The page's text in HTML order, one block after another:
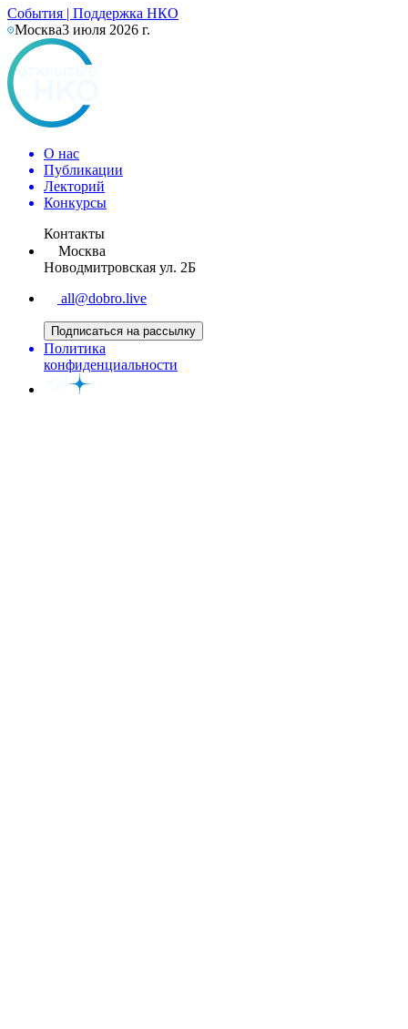
События | Поддержка НКО
Москва3 июля 2026 г.
О нас
Публикации
Лекторий
Конкурсы
Контакты
Москва
Новодмитровская ул. 2Б
all@dobro.live
Подписаться на рассылку
Политика
конфиденциальности